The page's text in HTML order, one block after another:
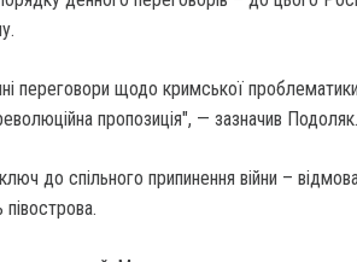
переговори щодо кримської
пропозиція", — зазначив Подоляк.
до спільного припинення війни –
півострова.